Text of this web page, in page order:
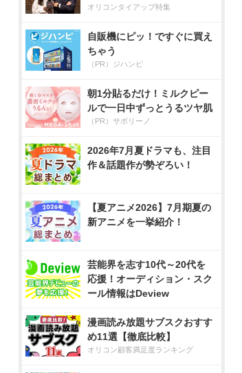
オリコンタイアップ特集
自販機にピッ！ですぐに買え
ちゃう
（PR）ジハンピ
朝1分貼るだけ！ミルクピー
ルで一日中ずっとうるツヤ肌
（PR）サボリーノ
2026年7月夏ドラマも、注目
作＆話題作が勢ぞろい！
【夏アニメ2026】7月期夏の
新アニメを一挙紹介！
芸能界を志す10代～20代を
応援！オーディション・スク
ール情報はDeview
漫画読み放題サブスクおすす
め11選【徹底比較】
オリコン顧客満足度ランキング